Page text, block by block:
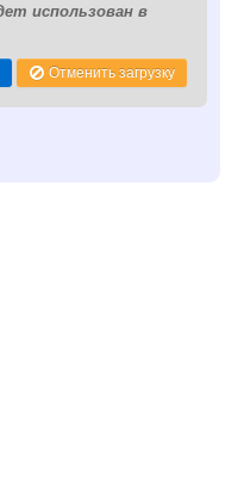
использован в
Отменить загрузку